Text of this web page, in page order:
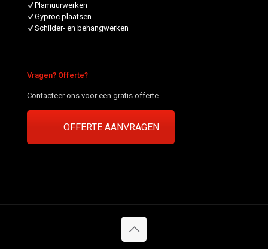
Plamuurwerken
Gyproc plaatsen
Schilder- en behangwerken
Vragen? Offerte?
Contacteer ons voor een gratis offerte.
OFFERTE AANVRAGEN